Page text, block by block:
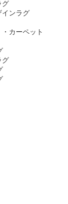
グ
インラグ
カーペット
グ